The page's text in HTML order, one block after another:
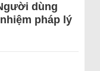
dùng
pháp lý